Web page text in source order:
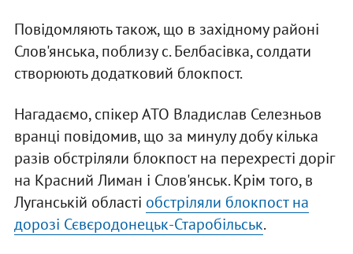
Повідомляють також, що в західному районі
Слов'янська, поблизу с. Белбасівка, солдати
створюють додатковий блокпост.
Нагадаємо, спікер АТО Владислав Селезньов
вранці повідомив, що за минулу добу кілька
разів обстріляли блокпост на перехресті доріг
на Красний Лиман і Слов'янськ. Крім того, в
Луганській області обстріляли блокпост на
дорозі Сєвєродонецьк-Старобільськ.